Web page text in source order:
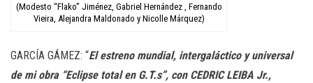
(Modesto “Flako” Jiménez, Gabriel Hernández , Fernando
Vieira, Alejandra Maldonado y Nicolle Márquez)
GARCÍA GÁMEZ: “El estreno mundial, intergaláctico y universal
de mi obra “Eclipse total en G.T.s”, con CEDRIC LEIBA Jr.,